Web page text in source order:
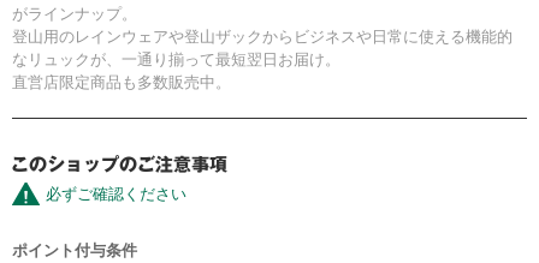
がラインナップ。
登山用のレインウェアや登山ザックからビジネスや日常に使える機能的
なリュックが、一通り揃って最短翌日お届け。
直営店限定商品も多数販売中。
必ずご確認ください
ポイント付与条件